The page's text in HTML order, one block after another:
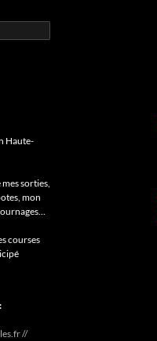
Haute-
sorties,
mon
courses
//